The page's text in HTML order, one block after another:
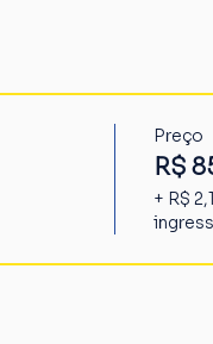
Preço
R$
+ R$